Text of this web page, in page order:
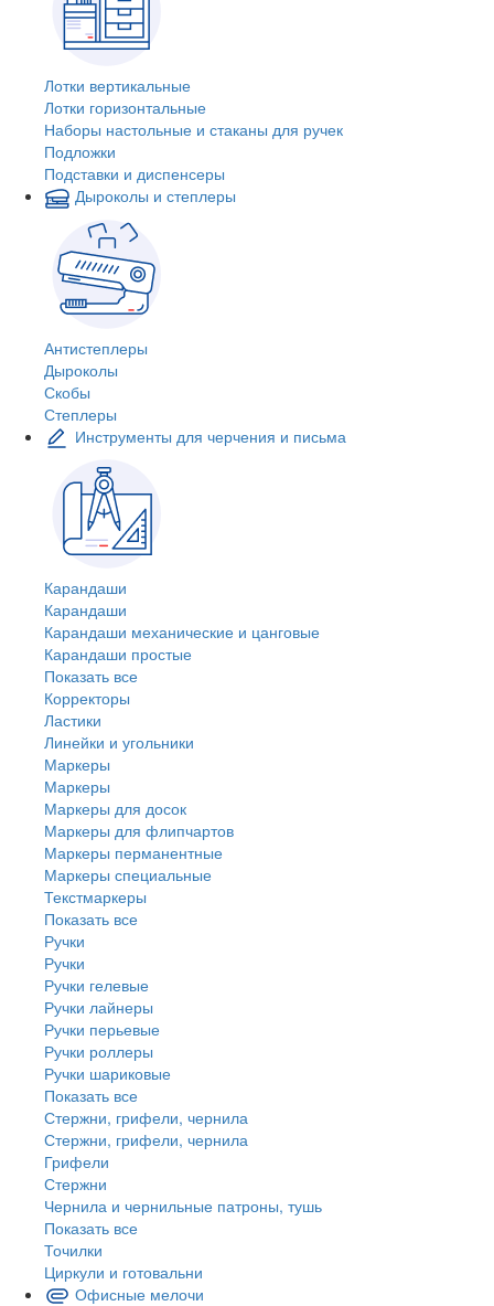
Лотки вертикальные
Лотки горизонтальные
Наборы настольные и стаканы для ручек
Подложки
Подставки и диспенсеры
Дыроколы и степлеры
Антистеплеры
Дыроколы
Скобы
Степлеры
Инструменты для черчения и письма
Карандаши
Карандаши
Карандаши механические и цанговые
Карандаши простые
Показать все
Корректоры
Ластики
Линейки и угольники
Маркеры
Маркеры
Маркеры для досок
Маркеры для флипчартов
Маркеры перманентные
Маркеры специальные
Текстмаркеры
Показать все
Ручки
Ручки
Ручки гелевые
Ручки лайнеры
Ручки перьевые
Ручки роллеры
Ручки шариковые
Показать все
Стержни, грифели, чернила
Стержни, грифели, чернила
Грифели
Стержни
Чернила и чернильные патроны, тушь
Показать все
Точилки
Циркули и готовальни
Офисные мелочи